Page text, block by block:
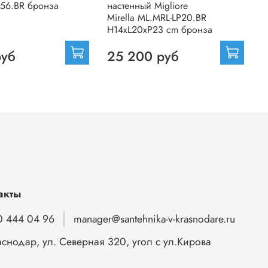
бронза
настенный Migliore
Mirella ML.MRL-LP20.BR
H14xL20xP23 cm бронза
25 200 руб
444 04 96
manager@santehnika-v-krasnodare.ru
ул. Северная 320, угол с ул.Кирова